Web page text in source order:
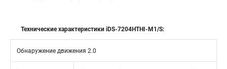
Технические характеристики iDS-7204HTHI-M1/S:
Обнаружение движения 2.0